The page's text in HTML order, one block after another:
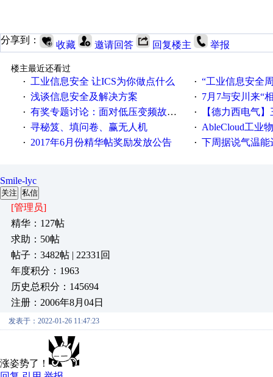
分享到： 收藏 邀请回答 回复楼主 举报
楼主最近还看过
·
工业信息安全 让ICS为你做点什么 · “工业信息安全周之我见”
· 浅谈信息安全及解决方案 · 7月7与安川来“
· 有奖专题讨论：面对低压变频故障，老手是这样解决的！ · 【德力西电气】三
· 寻秘笈、填问卷、赢无人机 · AbleCloud工业物联
· 2017年6月份精华帖奖励发放公告 · 下周据说气温能
Smile-lyc
关注 私信
[管理员]
精华：127帖
求助：50帖
帖子：3482帖 | 22331回
年度积分：1963
历史总积分：145694
注册：2006年8月04日
发表于：2022-01-26 11:47:23
涨姿势了！